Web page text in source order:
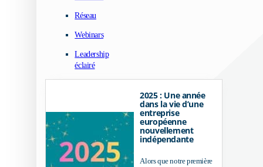
Réseau
Webinars
Leadership
éclairé
2025 : Une année
dans la vie d’une
entreprise
européenne
nouvellement
indépendante
Alors que notre première